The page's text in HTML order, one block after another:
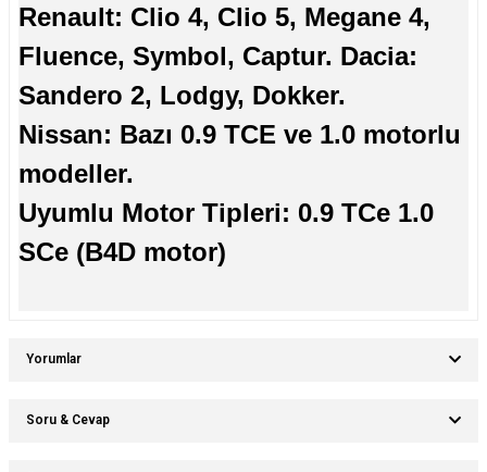
Renault: Clio 4, Clio 5, Megane 4,
Fluence, Symbol, Captur. Dacia:
Sandero 2, Lodgy, Dokker.
Nissan: Bazı 0.9 TCE ve 1.0 motorlu
modeller.
Uyumlu Motor Tipleri: 0.9 TCe 1.0
SCe (B4D motor)
Yorumlar
Soru & Cevap